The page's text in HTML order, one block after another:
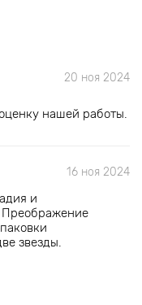
20 ноя 2024
нашей работы.
16 ноя 2024
и
звезды.